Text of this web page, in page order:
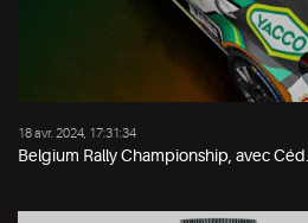
18 avr. 2024, 17:31:34
Belgium Rally Championship, avec Céd...